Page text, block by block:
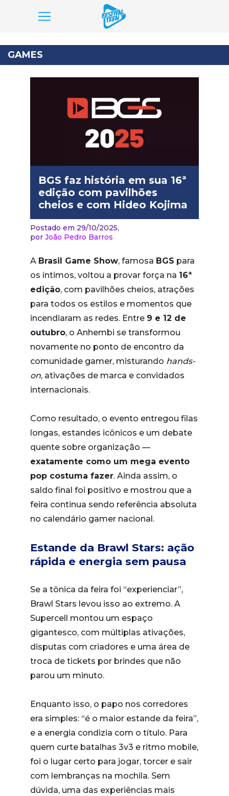
para
o
conteúdo
GAMES
BGS faz história em sua 16ª
edição com pavilhões
cheios e com Hideo Kojima
Postado em 29/10/2025,
por João Pedro Barros
A Brasil Game Show, famosa BGS para
os íntimos, voltou a provar força na 16ª
edição, com pavilhões cheios, atrações
para todos os estilos e momentos que
incendiaram as redes. Entre 9 e 12 de
outubro, o Anhembi se transformou
novamente no ponto de encontro da
comunidade gamer, misturando hands-
on, ativações de marca e convidados
internacionais.
Como resultado, o evento entregou filas
longas, estandes icônicos e um debate
quente sobre organização —
exatamente como um mega evento
pop costuma fazer. Ainda assim, o
saldo final foi positivo e mostrou que a
feira continua sendo referência absoluta
no calendário gamer nacional.
Estande da Brawl Stars: ação
rápida e energia sem pausa
Se a tônica da feira foi “experienciar”,
Brawl Stars levou isso ao extremo. A
Supercell montou um espaço
gigantesco, com múltiplas ativações,
disputas com criadores e uma área de
troca de tickets por brindes que não
parou um minuto.
Enquanto isso, o papo nos corredores
era simples: “é o maior estande da feira”,
e a energia condizia com o título. Para
quem curte batalhas 3v3 e ritmo mobile,
foi o lugar certo para jogar, torcer e sair
com lembranças na mochila. Sem
dúvida, uma das experiências mais